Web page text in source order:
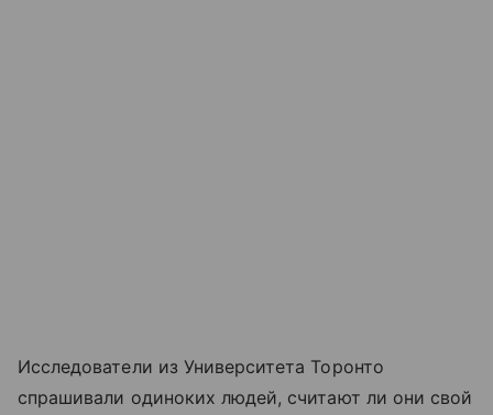
Исследователи из Университета Торонто
спрашивали одиноких людей, считают ли они свой